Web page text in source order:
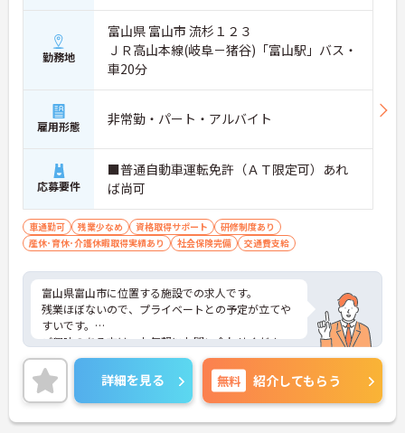
勤務地
富山県 富山市 流杉１２３
ＪＲ高山本線(岐阜－猪谷)「富山駅」バス・
車20分
雇用形態 非常勤・パート・アルバイト
応募要件
■普通自動車運転免許（ＡＴ限定可）あれ
ば尚可
車通勤可 残業少なめ 資格取得サポート
研修制度あり
産休･育休･介護休暇取得実績あり
社会保険完備 交通費支給
富山県富山市に位置する施設での求人です。
残業ほぼないので、プライベートとの予定が立てや
すいです。
ご興味のある方は、お気軽にお問い合わせくださ
い。
詳細を見る 無料 紹介してもらう